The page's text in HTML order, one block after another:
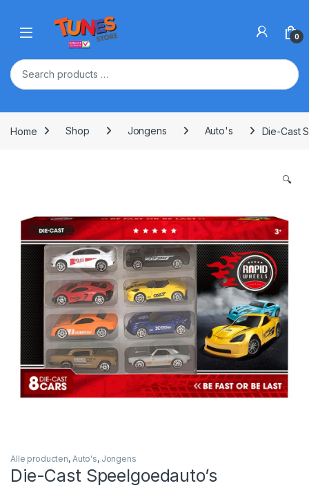
Open 0
Home Shop Jongens Auto's Die-Cast
🔍
Alle producten, Auto's, Jongens
Die-Cast Speelgoedauto’s